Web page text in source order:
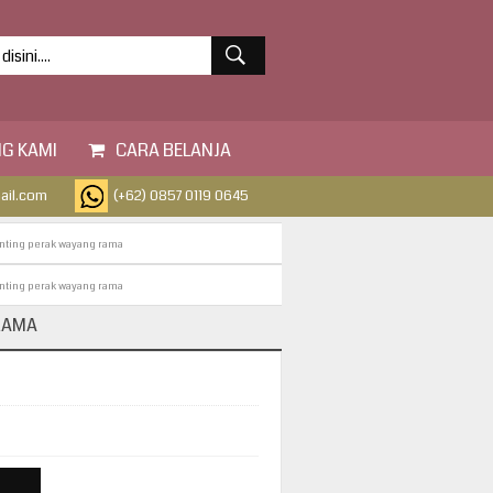
KAMI CARA BELANJA
(+62) 0857 0119 0645
perak wayang rama
perak wayang rama